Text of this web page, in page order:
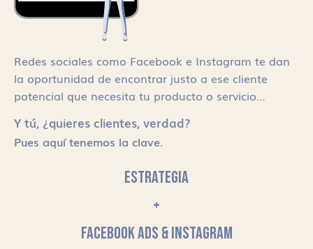
Redes sociales como Facebook e Instagram te dan
la oportunidad de encontrar justo a ese cliente
potencial que necesita tu producto o servicio…
Y tú, ¿quieres clientes, verdad?
Pues aquí tenemos la clave.
ESTRATEGIA
+
FACEBOOK ADS & INSTAGRAM